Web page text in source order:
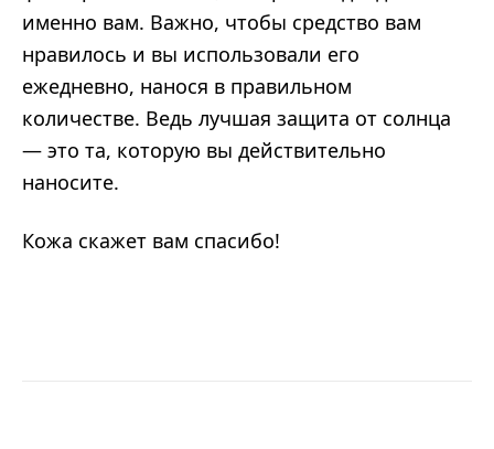
именно вам. Важно, чтобы средство вам
нравилось и вы использовали его
ежедневно, нанося в правильном
количестве. Ведь лучшая защита от солнца
— это та, которую вы действительно
наносите.
Кожа скажет вам спасибо!